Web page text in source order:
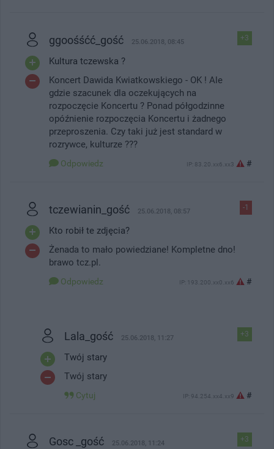
+3
ggoośśćć_gość 25.06.2018, 08:45
Kultura tczewska ?
Koncert Dawida Kwiatkowskiego - OK ! Ale
gdzie szacunek dla oczekujących na
rozpoczęcie Koncertu ? Ponad półgodzinne
opóźnienie rozpoczęcia Koncertu i żadnego
przeproszenia. Czy taki już jest standard w
rozrywce, kulturze ???
Odpowiedz IP: 83.20.xx6.xx3 #
-1
tczewianin_gość 25.06.2018, 08:57
Kto robił te zdjęcia?
Żenada to mało powiedziane! Kompletne dno!
brawo tcz.pl.
Odpowiedz IP: 193.200.xx0.xx6 #
+3
Lala_gość 25.06.2018, 11:27
Twój stary
Twój stary
Cytuj IP: 94.254.xx4.xx9 #
+3
Gosc _gość 25.06.2018, 11:24